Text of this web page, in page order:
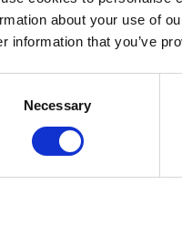
about your use of
information that you’ve
Necessary
na 6 uur.
sterke
uitzetten.
reinigen met mFLOR
vaker gebruiken.